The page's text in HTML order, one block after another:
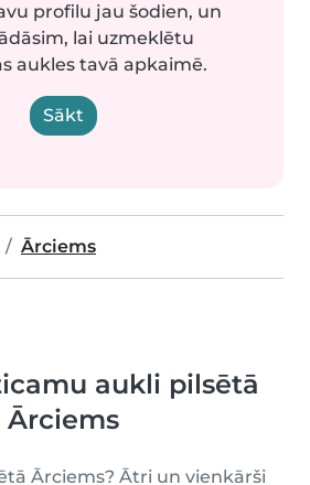
profilu jau šodien, un
lai uzmeklētu
aukles tavā apkaimē.
Sākt
Ārciems
aukli pilsētā
Ārciems
Ārciems? Ātri un vienkārši